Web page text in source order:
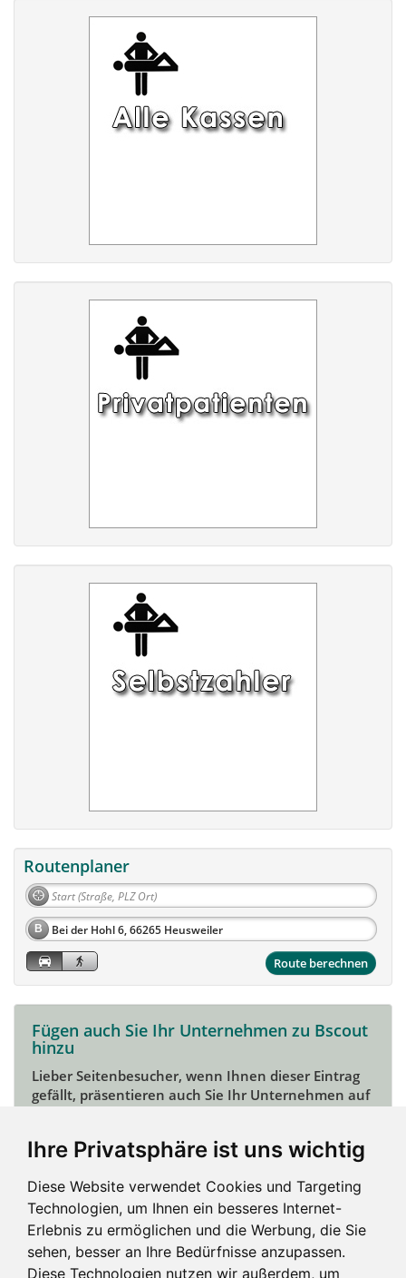
Ihre Privatsphäre ist uns wichtig
Diese Website verwendet Cookies und Targeting
Technologien, um Ihnen ein besseres Internet-
Erlebnis zu ermöglichen und die Werbung, die Sie
sehen, besser an Ihre Bedürfnisse anzupassen.
Diese Technologien nutzen wir außerdem, um
Routenplaner
B
Route berechnen
Fügen auch Sie Ihr Unternehmen zu Bscout
hinzu
Lieber Seitenbesucher, wenn Ihnen dieser Eintrag
gefällt, präsentieren auch Sie Ihr Unternehmen auf
Mein Unternehmen hinzufügen